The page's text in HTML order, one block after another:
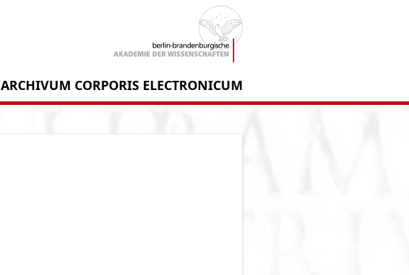
ARCHIVUM CORPORIS ELECTRONICUM